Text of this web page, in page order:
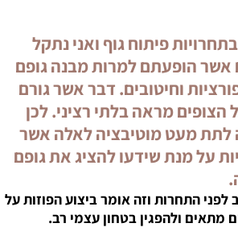
פיתוח גוף ואני נתקל
הופעתם למרות מבנה גופם
וחיטובים. דבר אשר גורם
הצופים מראה בלתי רציני. לכן
מעט מוטיבציה לאלה אשר
על מנת שידעו להציג את גופם
לפני התחרות וזה אומר ביצוע הפוזות על
מתאים ולהפגין בטחון עצמי רב.